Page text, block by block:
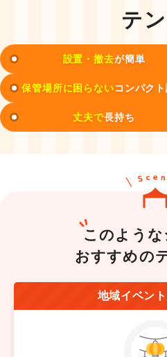
テ
設置・撤去が簡単
保管場所に困らないコンパク
丈夫で長持ち
このような
おすすめの
地域イベン